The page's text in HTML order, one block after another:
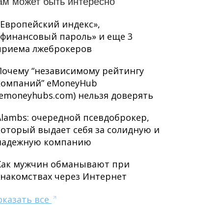
индекс»,
пароль» и еще 3
лжеброкеров
“независимому рейтингу
eMoneyHub
нельзя доверять
очередной псевдоброкер,
выдает себя за солидную и
компанию
мужчин обманывают при
через Интернет
все